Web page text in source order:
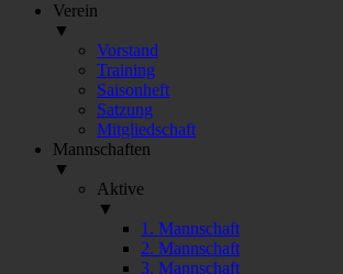
Verein
▼
Vorstand
Training
Saisonheft
Satzung
Mitgliedschaft
Mannschaften
▼
Aktive
▼
1. Mannschaft
2. Mannschaft
3. Mannschaft